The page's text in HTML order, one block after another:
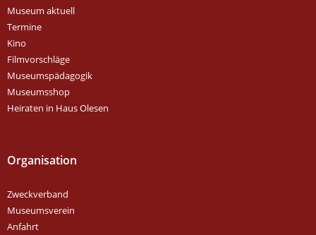
Museum aktuell
Termine
Kino
Filmvorschläge
Museumspädagogik
Museumsshop
Heiraten in Haus Olesen
Organisation
Zweckverband
Museumsverein
Anfahrt